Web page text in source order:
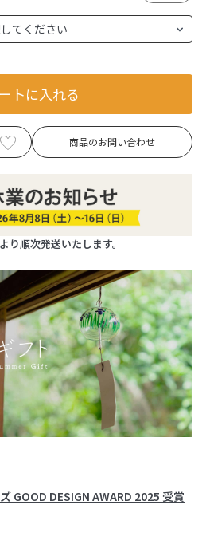
トに入れる
商品のお問い合わせ
り順次発送いたします。
GOOD DESIGN AWARD 2025 受賞